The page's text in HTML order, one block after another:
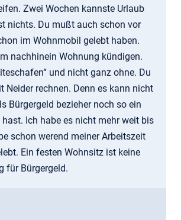
Zwei Wochen kannste Urlaub
nichts. Du mußt auch schon vor
im Wohnmobil gelebt haben.
nachhinein Wohnung kündigen.
und nicht ganz ohne. Du
Neider rechnen. Denn es kann nicht
Bürgergeld bezieher noch so ein
Ich habe es nicht mehr weit bis
schon werend meiner Arbeitszeit
Ein festen Wohnsitz ist keine
für Bürgergeld.